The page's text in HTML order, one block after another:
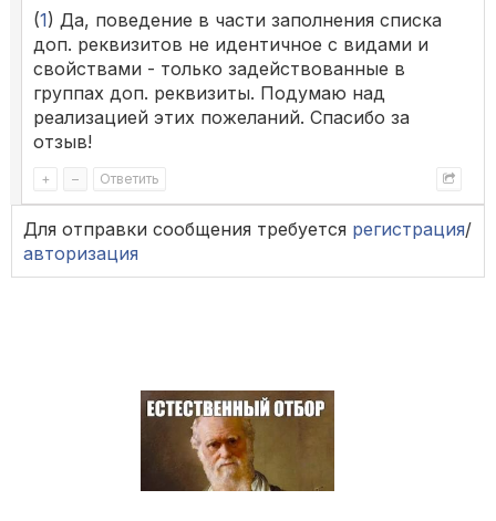
(1) Да, поведение в части заполнения списка
доп. реквизитов не идентичное с видами и
свойствами - только задействованные в
группах доп. реквизиты. Подумаю над
реализацией этих пожеланий. Спасибо за
отзыв!
+ – Ответить
Для отправки сообщения требуется регистрация/
авторизация